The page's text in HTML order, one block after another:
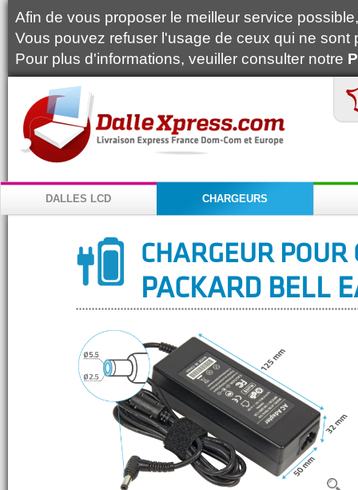
Afin de vous proposer le meilleur service
Vous pouvez refuser l'usage de ceux qui ne
Pour plus d'informations, veuiller consulter notre
DALLES LCD CHARGEURS
CHARGEUR
PACKARD BELL